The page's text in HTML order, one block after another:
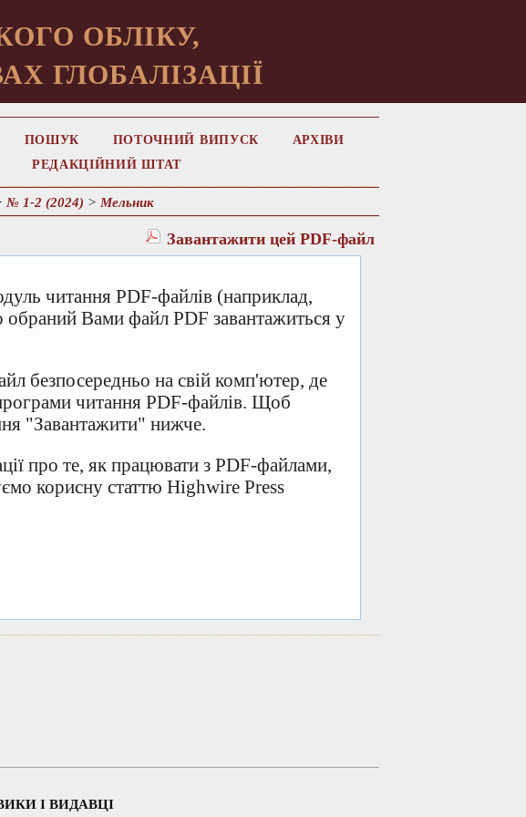
ОБЛІКУ,
ГЛОБАЛІЗАЦІЇ
ПОШУК ПОТОЧНИЙ ВИПУСК
АРХІВИ
РЕДАКЦІЙНИЙ ШТАТ
№ 1-2 (2024) > Мельник
Завантажити цей PDF-файл
читання PDF-файлів (наприклад,
обраний Вами файл PDF завантажиться у
безпосередньо на свій комп'ютер, де
читання PDF-файлів. Щоб
"Завантажити" нижче.
про те, як працювати з PDF-файлами,
корисну статтю Highwire Press
І ВИДАВЦІ